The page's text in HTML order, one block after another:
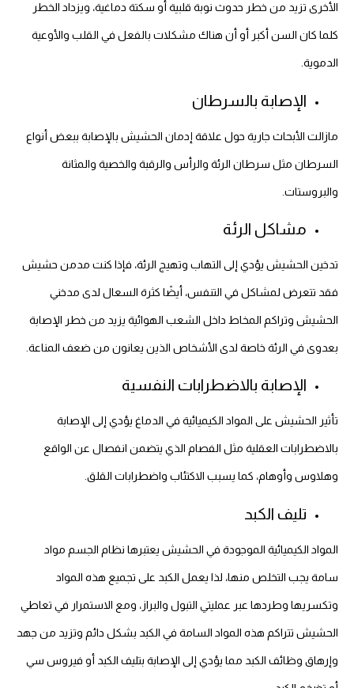
الأخرى تزيد من خطر حدوث نوبة قلبية أو سكتة دماغية، ويزداد الخطر
كلما كان السن أكبر أو أن هناك مشكلات بالفعل في القلب والأوعية
الدموية.
الإصابة بالسرطان
مازالت الأبحاث جارية حول علاقة إدمان الحشيش بالإصابة ببعض أنواع
السرطان مثل سرطان الرئة والرأس والرقبة والخصية والمثانة
والبروستات.
مشاكل الرئة
تدخين الحشيش يؤدي إلى التهاب وتهيج الرئة، فإذا كنت مدمن حشيش
فقد تتعرض لمشاكل في التنفس، أيضًا كثرة السعال لدى مدخني
الحشيش وتراكم المخاط داخل الشعب الهوائية يزيد من خطر الإصابة
بعدوى في الرئة خاصة لدى الأشخاص الذين يعانون من ضعف المناعة.
الإصابة بالاضطرابات النفسية
تأثير الحشيش على المواد الكيميائية في الدماغ يؤدي إلى الإصابة
بالاضطرابات العقلية مثل الفصام الذي يتضمن انفصال عن الواقع
وهلاوس وأوهام، كما يسبب الاكتئاب واضطرابات القلق.
تليف الكبد
المواد الكيميائية الموجودة في الحشيش يعتبرها نظام الجسم مواد
سامة يجب التخلص منها، لذا يعمل الكبد على تجميع هذه المواد
وتكسريها وطردها عبر عمليتي التبول والبراز، ومع الاستمرار في تعاطي
الحشيش تتراكم هذه المواد السامة في الكبد بشكل دائم وتزيد من جهد
وإرهاق وظائف الكبد مما يؤدي إلى الإصابة بتليف الكبد أو فيروس سي